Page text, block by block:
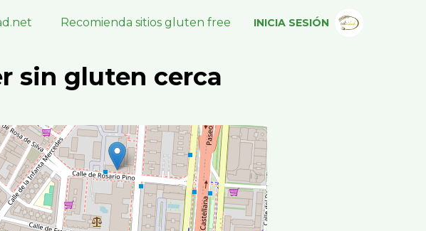
Recomienda sitios gluten free INICIA SESIÓN
sin gluten cerca